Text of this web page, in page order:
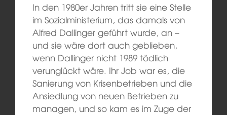
In den 1980er Jahren tritt sie eine Stelle
im Sozialministerium, das damals von
Alfred Dallinger geführt wurde, an –
und sie wäre dort auch geblieben,
wenn Dallinger nicht 1989 tödlich
verunglückt wäre. Ihr Job war es, die
Sanierung von Krisenbetrieben und die
Ansiedlung von neuen Betrieben zu
managen, und so kam es im Zuge der